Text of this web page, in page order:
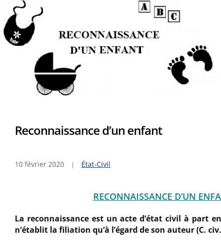
Reconnaissance d’un enfant
10 février 2020 État-Civil
RECONNAISSANCE D’UN
La reconnaissance est un acte d’état civil à part
n’établit la filiation qu’à l’égard de son auteur (C.